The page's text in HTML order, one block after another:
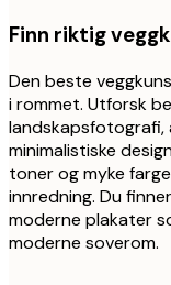
Finn riktig
Den beste
i rommet. Utforsk
minimalistiske
toner og myke
innredning. Du
moderne plakater
moderne soverom.